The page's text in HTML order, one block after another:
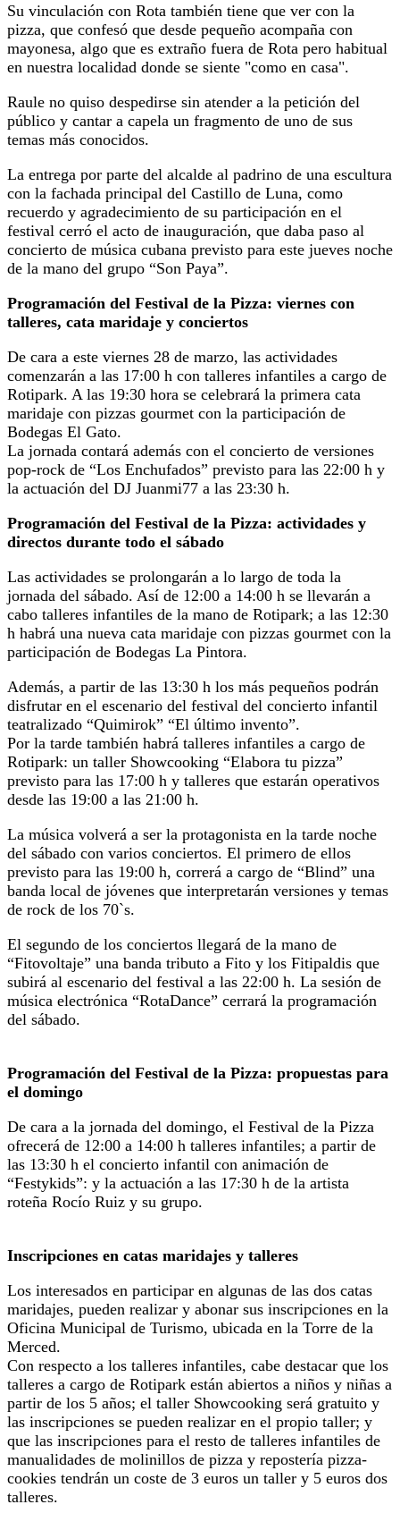
Su vinculación con Rota también tiene que ver con la
pizza, que confesó que desde pequeño acompaña con
mayonesa, algo que es extraño fuera de Rota pero habitual
en nuestra localidad donde se siente "como en casa".
Raule no quiso despedirse sin atender a la petición del
público y cantar a capela un fragmento de uno de sus
temas más conocidos.
La entrega por parte del alcalde al padrino de una escultura
con la fachada principal del Castillo de Luna, como
recuerdo y agradecimiento de su participación en el
festival cerró el acto de inauguración, que daba paso al
concierto de música cubana previsto para este jueves noche
de la mano del grupo “Son Paya”.
Programación del Festival de la Pizza: viernes con
talleres, cata maridaje y conciertos
De cara a este viernes 28 de marzo, las actividades
comenzarán a las 17:00 h con talleres infantiles a cargo de
Rotipark. A las 19:30 hora se celebrará la primera cata
maridaje con pizzas gourmet con la participación de
Bodegas El Gato.
La jornada contará además con el concierto de versiones
pop-rock de “Los Enchufados” previsto para las 22:00 h y
la actuación del DJ Juanmi77 a las 23:30 h.
Programación del Festival de la Pizza: actividades y
directos durante todo el sábado
Las actividades se prolongarán a lo largo de toda la
jornada del sábado. Así de 12:00 a 14:00 h se llevarán a
cabo talleres infantiles de la mano de Rotipark; a las 12:30
h habrá una nueva cata maridaje con pizzas gourmet con la
participación de Bodegas La Pintora.
Además, a partir de las 13:30 h los más pequeños podrán
disfrutar en el escenario del festival del concierto infantil
teatralizado “Quimirok” “El último invento”.
Por la tarde también habrá talleres infantiles a cargo de
Rotipark: un taller Showcooking “Elabora tu pizza”
previsto para las 17:00 h y talleres que estarán operativos
desde las 19:00 a las 21:00 h.
La música volverá a ser la protagonista en la tarde noche
del sábado con varios conciertos. El primero de ellos
previsto para las 19:00 h, correrá a cargo de “Blind” una
banda local de jóvenes que interpretarán versiones y temas
de rock de los 70`s.
El segundo de los conciertos llegará de la mano de
“Fitovoltaje” una banda tributo a Fito y los Fitipaldis que
subirá al escenario del festival a las 22:00 h. La sesión de
música electrónica “RotaDance” cerrará la programación
del sábado.
Programación del Festival de la Pizza: propuestas para
el domingo
De cara a la jornada del domingo, el Festival de la Pizza
ofrecerá de 12:00 a 14:00 h talleres infantiles; a partir de
las 13:30 h el concierto infantil con animación de
“Festykids”: y la actuación a las 17:30 h de la artista
roteña Rocío Ruiz y su grupo.
Inscripciones en catas maridajes y talleres
Los interesados en participar en algunas de las dos catas
maridajes, pueden realizar y abonar sus inscripciones en la
Oficina Municipal de Turismo, ubicada en la Torre de la
Merced.
Con respecto a los talleres infantiles, cabe destacar que los
talleres a cargo de Rotipark están abiertos a niños y niñas a
partir de los 5 años; el taller Showcooking será gratuito y
las inscripciones se pueden realizar en el propio taller; y
que las inscripciones para el resto de talleres infantiles de
manualidades de molinillos de pizza y repostería pizza-
cookies tendrán un coste de 3 euros un taller y 5 euros dos
talleres.